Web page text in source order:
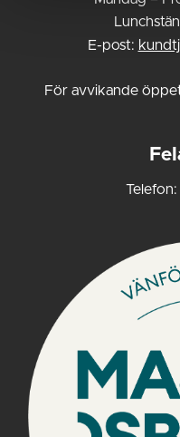
E-post:
För avvikande
Telefon: